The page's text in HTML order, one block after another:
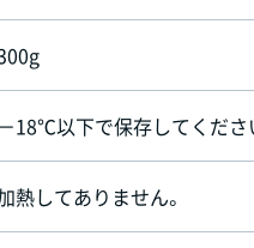
－18℃以下で保存してくださ
熱してありません。